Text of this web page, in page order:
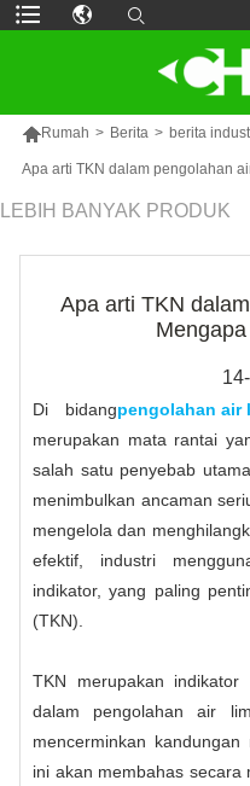
Rumah > Berita > berita
Apa arti TKN dalam pengolahan
LEBIH BANYAK PRODUK
Apa arti TKN
Di bidangpengolahan air
merupakan mata rantai
salah satu penyebab
menimbulkan ancaman
mengelola dan
efektif, industri
indikator, yang paling
(TKN).
TKN merupakan
dalam pengolahan air
mencerminkan
ini akan membahas secara